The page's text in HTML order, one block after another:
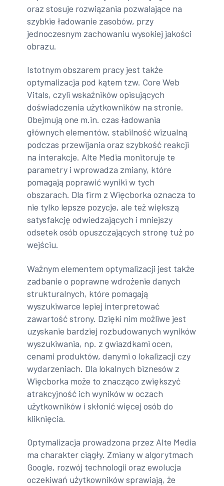
oraz stosuje rozwiązania pozwalające na
szybkie ładowanie zasobów, przy
jednoczesnym zachowaniu wysokiej jakości
obrazu.
Istotnym obszarem pracy jest także
optymalizacja pod kątem tzw. Core Web
Vitals, czyli wskaźników opisujących
doświadczenia użytkowników na stronie.
Obejmują one m.in. czas ładowania
głównych elementów, stabilność wizualną
podczas przewijania oraz szybkość reakcji
na interakcje. Alte Media monitoruje te
parametry i wprowadza zmiany, które
pomagają poprawić wyniki w tych
obszarach. Dla firm z Więcborka oznacza to
nie tylko lepsze pozycje, ale też większą
satysfakcję odwiedzających i mniejszy
odsetek osób opuszczających stronę tuż po
wejściu.
Ważnym elementem optymalizacji jest także
zadbanie o poprawne wdrożenie danych
strukturalnych, które pomagają
wyszukiwarce lepiej interpretować
zawartość strony. Dzięki nim możliwe jest
uzyskanie bardziej rozbudowanych wyników
wyszukiwania, np. z gwiazdkami ocen,
cenami produktów, danymi o lokalizacji czy
wydarzeniach. Dla lokalnych biznesów z
Więcborka może to znacząco zwiększyć
atrakcyjność ich wyników w oczach
użytkowników i skłonić więcej osób do
kliknięcia.
Optymalizacja prowadzona przez Alte Media
ma charakter ciągły. Zmiany w algorytmach
Google, rozwój technologii oraz ewolucja
oczekiwań użytkowników sprawiają, że